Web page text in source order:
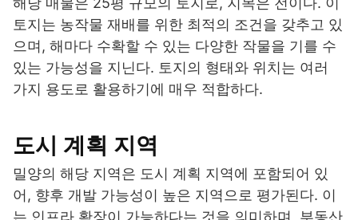
토지는 농작물 재배를 위한 최적의 조건을 갖추고 있
으며, 해마다 수확할 수 있는 다양한 작물을 기를 수
있는 가능성을 지닌다. 토지의 형태와 위치는 여러
가지 용도로 활용하기에 매우 적합하다.
도시 계획 지역
밀양의 해당 지역은 도시 계획 지역에 포함되어 있
어, 향후 개발 가능성이 높은 지역으로 평가된다. 이
는 인프라 확장이 가능하다는 것을 의미하며, 부동산